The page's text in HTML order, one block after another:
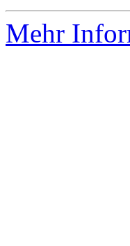
Mehr